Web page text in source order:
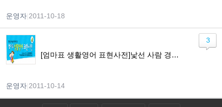
운영자 2011-10-18
[엄마표 생활영어 표현사전]낯선 사람 경계하기
운영자 2011-10-14
3